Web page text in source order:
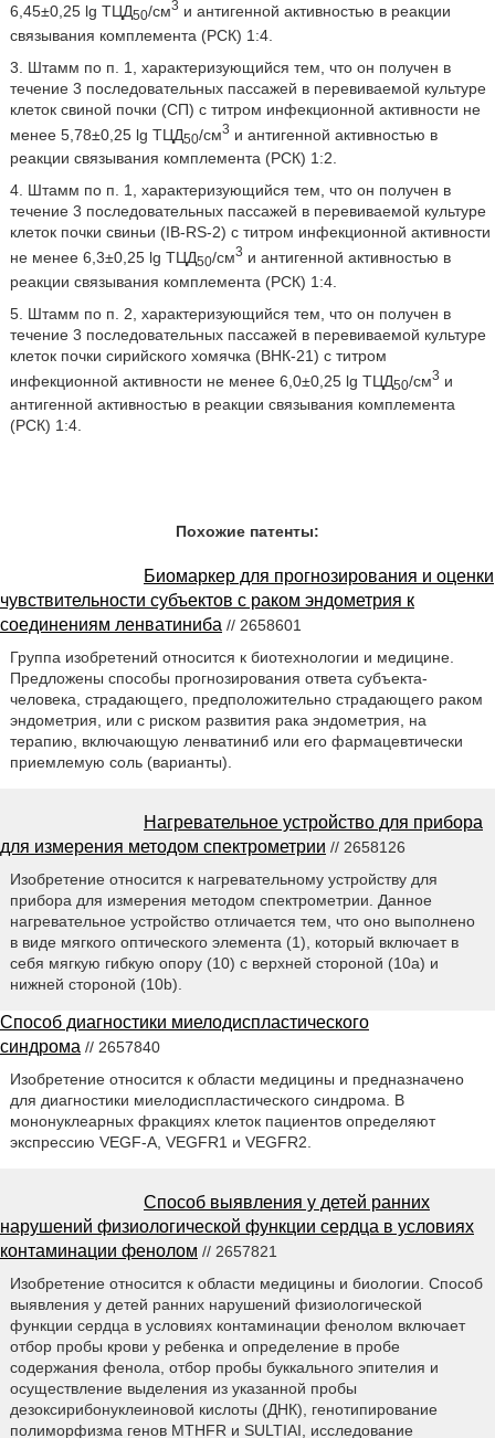
6,45±0,25 lg ТЦД50/см3 и антигенной активностью в реакции
связывания комплемента (РСК) 1:4.
3. Штамм по п. 1, характеризующийся тем, что он получен в
течение 3 последовательных пассажей в перевиваемой культуре
клеток свиной почки (СП) с титром инфекционной активности не
менее 5,78±0,25 lg ТЦД50/см3 и антигенной активностью в
реакции связывания комплемента (РСК) 1:2.
4. Штамм по п. 1, характеризующийся тем, что он получен в
течение 3 последовательных пассажей в перевиваемой культуре
клеток почки свиньи (IB-RS-2) с титром инфекционной активности
не менее 6,3±0,25 lg ТЦД50/см3 и антигенной активностью в
реакции связывания комплемента (РСК) 1:4.
5. Штамм по п. 2, характеризующийся тем, что он получен в
течение 3 последовательных пассажей в перевиваемой культуре
клеток почки сирийского хомячка (ВНК-21) с титром
инфекционной активности не менее 6,0±0,25 lg ТЦД50/см3 и
антигенной активностью в реакции связывания комплемента
(РСК) 1:4.
Похожие патенты:
Биомаркер для прогнозирования и оценки
чувствительности субъектов с раком эндометрия к
соединениям ленватиниба // 2658601
Группа изобретений относится к биотехнологии и медицине.
Предложены способы прогнозирования ответа субъекта-
человека, страдающего, предположительно страдающего раком
эндометрия, или с риском развития рака эндометрия, на
терапию, включающую ленватиниб или его фармацевтически
приемлемую соль (варианты).
Нагревательное устройство для прибора
для измерения методом спектрометрии // 2658126
Изобретение относится к нагревательному устройству для
прибора для измерения методом спектрометрии. Данное
нагревательное устройство отличается тем, что оно выполнено
в виде мягкого оптического элемента (1), который включает в
себя мягкую гибкую опору (10) с верхней стороной (10a) и
нижней стороной (10b).
Способ диагностики миелодиспластического
синдрома // 2657840
Изобретение относится к области медицины и предназначено
для диагностики миелодиспластического синдрома. В
мононуклеарных фракциях клеток пациентов определяют
экспрессию VEGF-A, VEGFR1 и VEGFR2.
Способ выявления у детей ранних
нарушений физиологической функции сердца в условиях
контаминации фенолом // 2657821
Изобретение относится к области медицины и биологии. Способ
выявления у детей ранних нарушений физиологической
функции сердца в условиях контаминации фенолом включает
отбор пробы крови у ребенка и определение в пробе
содержания фенола, отбор пробы буккального эпителия и
осуществление выделения из указанной пробы
дезоксирибонуклеиновой кислоты (ДНК), генотипирование
полиморфизма генов MTHFR и SULTIAI, исследование